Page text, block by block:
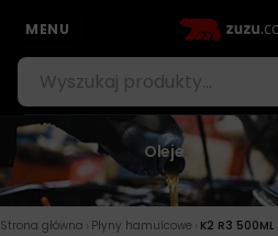
MENU
Oleje
Strona główna › Płyny hamulcowe › K2 R3 500ML